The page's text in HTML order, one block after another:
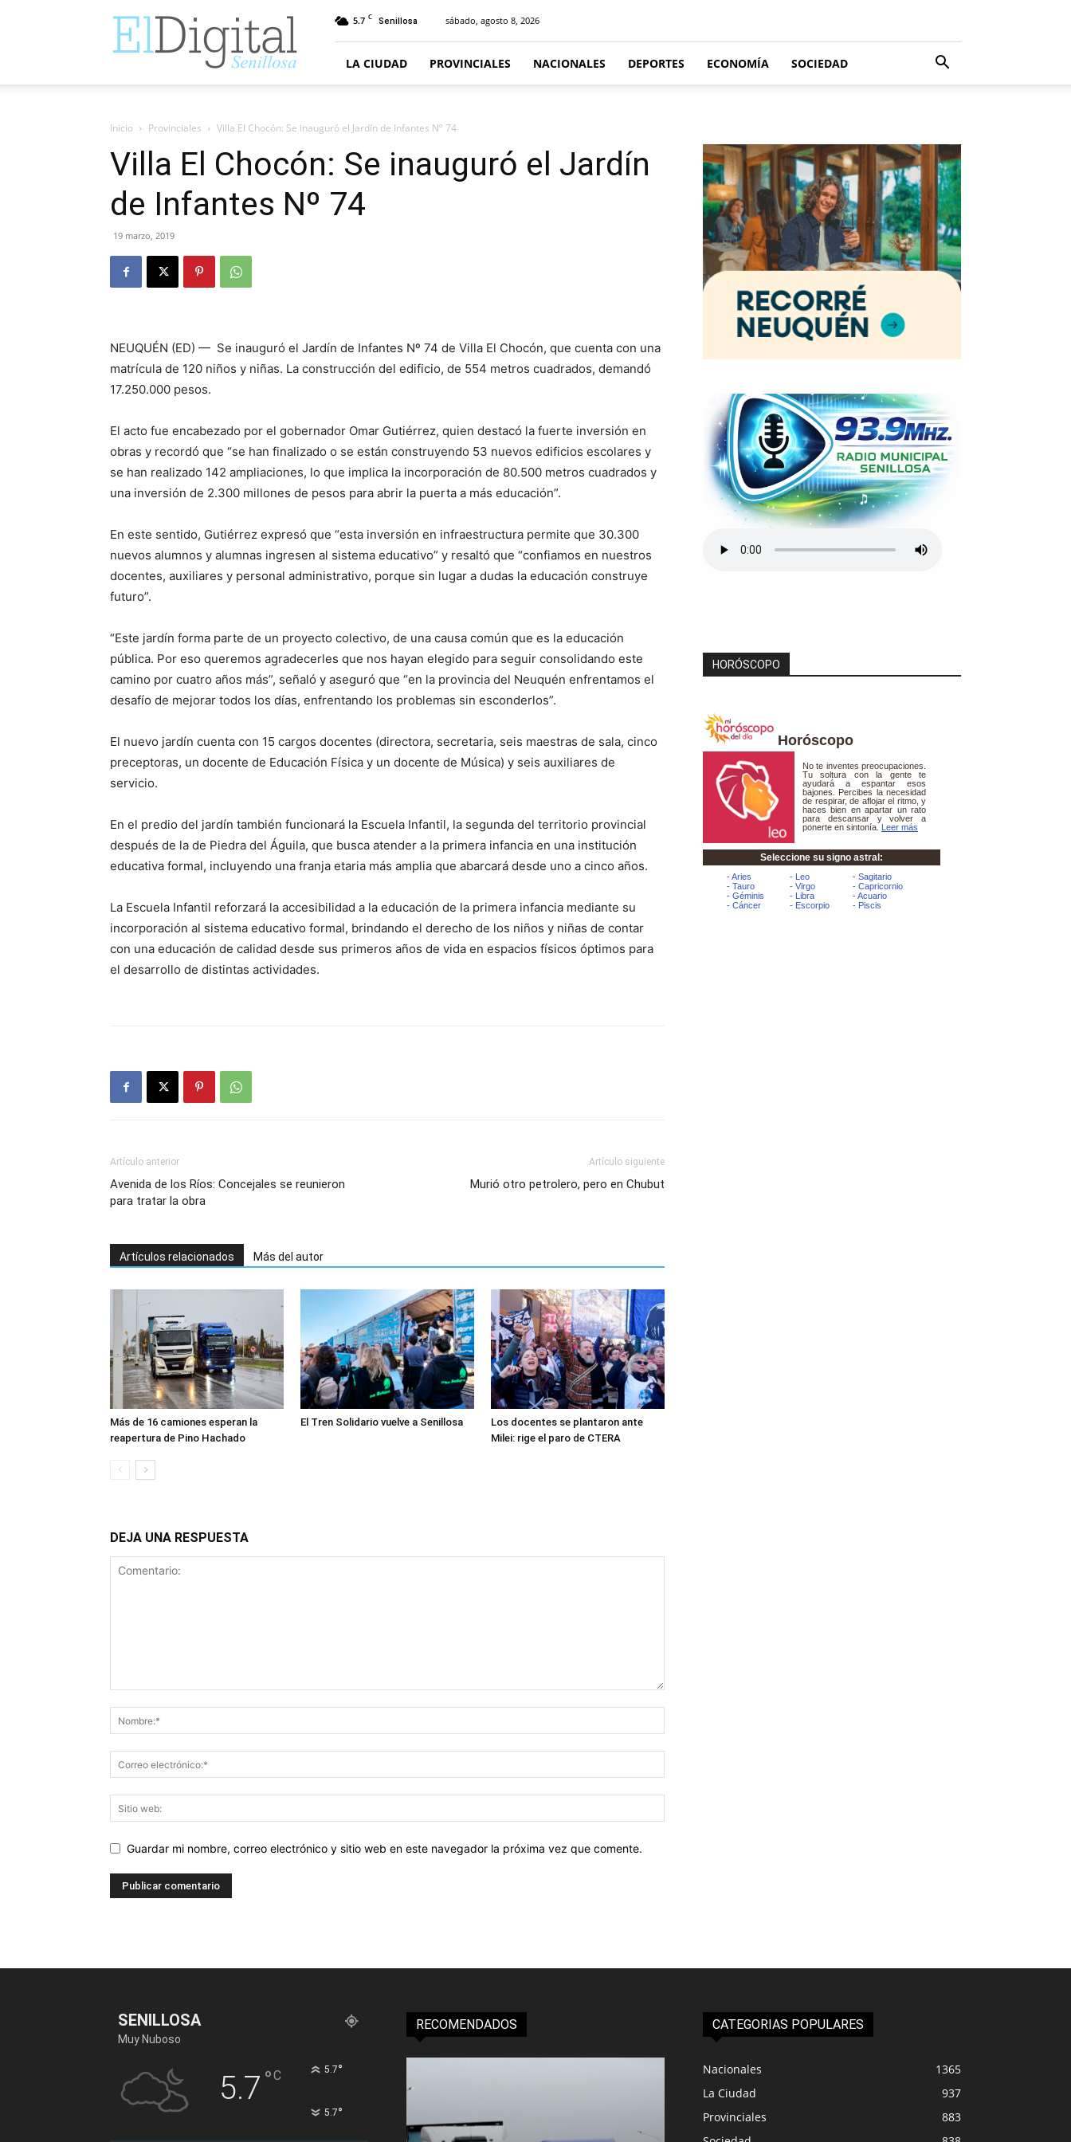
5.7 C Senillosa sábado, agosto 8, 2026
LA CIUDAD PROVINCIALES NACIONALES DEPORTES ECONOMÍA SOCIEDAD
Inicio Provinciales Villa El Chocón: Se inauguró el Jardín de Infantes Nº 74
Villa El Chocón: Se inauguró el Jardín
de Infantes Nº 74
19 marzo, 2019
NEUQUÉN (ED) — Se inauguró el Jardín de Infantes Nº 74 de Villa El Chocón, que cuenta con una
matrícula de 120 niños y niñas. La construcción del edificio, de 554 metros cuadrados, demandó
17.250.000 pesos.
El acto fue encabezado por el gobernador Omar Gutiérrez, quien destacó la fuerte inversión en
obras y recordó que “se han finalizado o se están construyendo 53 nuevos edificios escolares y
se han realizado 142 ampliaciones, lo que implica la incorporación de 80.500 metros cuadrados y
una inversión de 2.300 millones de pesos para abrir la puerta a más educación”.
En este sentido, Gutiérrez expresó que “esta inversión en infraestructura permite que 30.300
nuevos alumnos y alumnas ingresen al sistema educativo” y resaltó que “confiamos en nuestros
docentes, auxiliares y personal administrativo, porque sin lugar a dudas la educación construye
futuro”.
“Este jardín forma parte de un proyecto colectivo, de una causa común que es la educación
pública. Por eso queremos agradecerles que nos hayan elegido para seguir consolidando este
camino por cuatro años más”, señaló y aseguró que “en la provincia del Neuquén enfrentamos el
desafío de mejorar todos los días, enfrentando los problemas sin esconderlos”.
El nuevo jardín cuenta con 15 cargos docentes (directora, secretaria, seis maestras de sala, cinco
preceptoras, un docente de Educación Física y un docente de Música) y seis auxiliares de
servicio.
En el predio del jardín también funcionará la Escuela Infantil, la segunda del territorio provincial
después de la de Piedra del Águila, que busca atender a la primera infancia en una institución
educativa formal, incluyendo una franja etaria más amplia que abarcará desde uno a cinco años.
La Escuela Infantil reforzará la accesibilidad a la educación de la primera infancia mediante su
incorporación al sistema educativo formal, brindando el derecho de los niños y niñas de contar
con una educación de calidad desde sus primeros años de vida en espacios físicos óptimos para
el desarrollo de distintas actividades.
Artículo anterior
Avenida de los Ríos: Concejales se reunieron
para tratar la obra
Artículo siguiente
Murió otro petrolero, pero en Chubut
Artículos relacionados Más del autor
Más de 16 camiones esperan la
reapertura de Pino Hachado
El Tren Solidario vuelve a Senillosa
Los docentes se plantaron ante
Milei: rige el paro de CTERA
DEJA UNA RESPUESTA
Guardar mi nombre, correo electrónico y sitio web en este navegador la próxima vez que comente.
HORÓSCOPO
Horóscopo
SENILLOSA
Muy Nuboso
5.7 °C 5.7°
5.7°
RECOMENDADOS CATEGORIAS POPULARES
Nacionales
1365
La Ciudad
937
Provinciales
883